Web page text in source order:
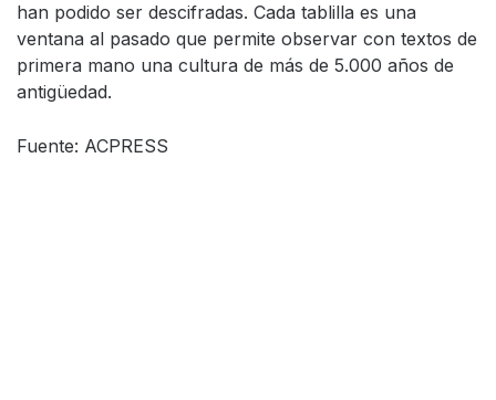
han podido ser descifradas. Cada tablilla es una
ventana al pasado que permite observar con textos de
primera mano una cultura de más de 5.000 años de
antigüedad.
Fuente: ACPRESS